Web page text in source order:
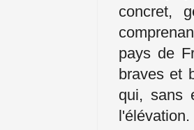
concret,
pays de
braves et
qui, sans
l'élévation.